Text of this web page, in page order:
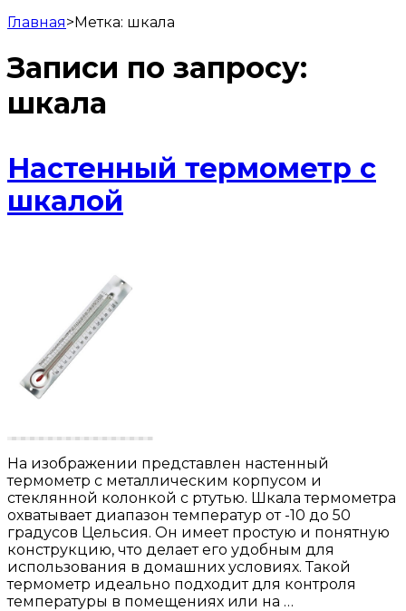
Главная>Метка: шкала
Записи по запросу:
шкала
Настенный термометр с
шкалой
На изображении представлен настенный
термометр с металлическим корпусом и
стеклянной колонкой с ртутью. Шкала термометра
охватывает диапазон температур от -10 до 50
градусов Цельсия. Он имеет простую и понятную
конструкцию, что делает его удобным для
использования в домашних условиях. Такой
термометр идеально подходит для контроля
температуры в помещениях или на …